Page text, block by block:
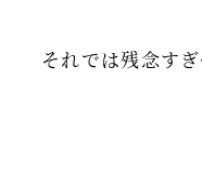
それでは残念すぎ